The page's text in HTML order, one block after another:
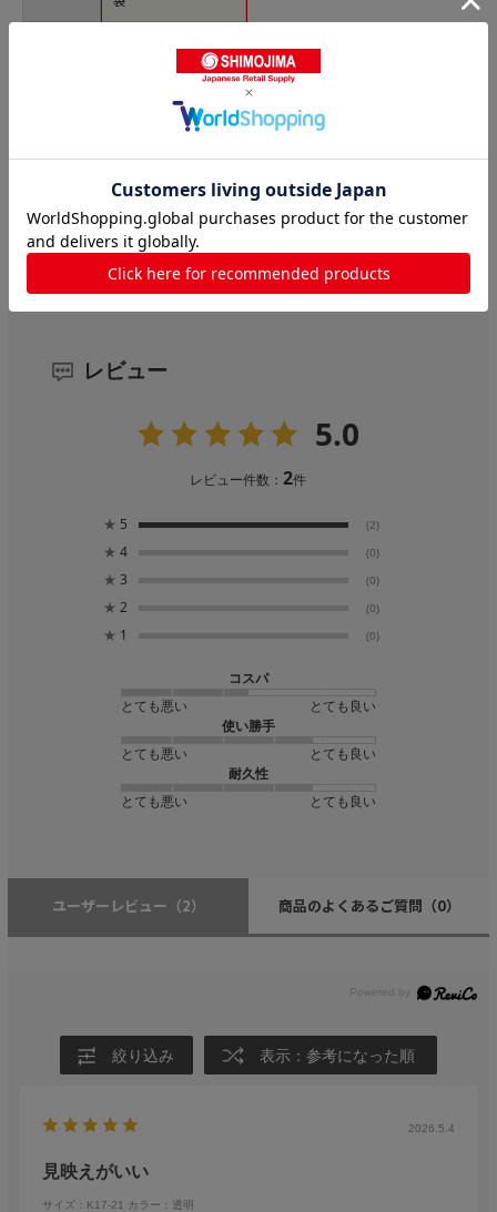
レビュー
￥1,696
内寸法：幅150×高20
0mm（外寸法：170
シモジマ
5 (2)
レビュー
5.0
レビュー件数：2件
★ 5 (2)
★ 4 (0)
★ 3 (0)
★ 2 (0)
★ 1 (0)
コスパ
とても悪い
とても良い
使い勝手
とても悪い
とても良い
耐久性
とても悪い
とても良い
ユーザーレビュー （2） 商品のよくあるご質問 （0）
絞り込み 表示：参考になった順
2026.5.4
見映えがいい
サイズ：K17-21 カラー：透明